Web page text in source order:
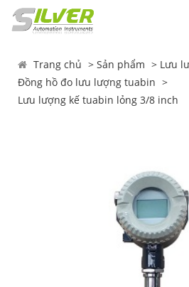
Trang chủ Sản phẩm
Lưu
Đồng hồ đo lưu lượng tuabin
Lưu lượng kế tuabin lỏng 3/8 inch